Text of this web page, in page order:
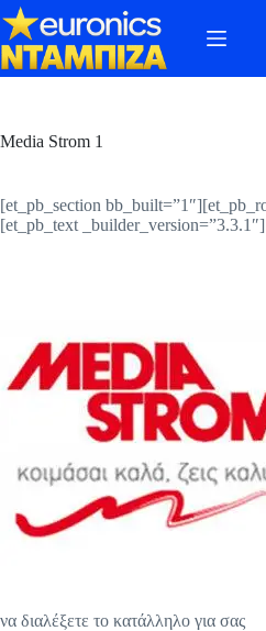
Μετάβαση
στο
περιεχόμενο
Media Strom 1
[et_pb_section
[et_pb_text _builder_version=”3.3.1″]
να διαλέξετε το κατάλληλο για σας